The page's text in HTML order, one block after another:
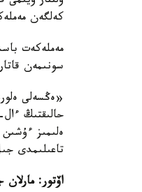
كەلگەن
سونىمەن
«ەڭسەلى
حالىقتىڭ
تاعىلىمدى
اۆتور: مارلان